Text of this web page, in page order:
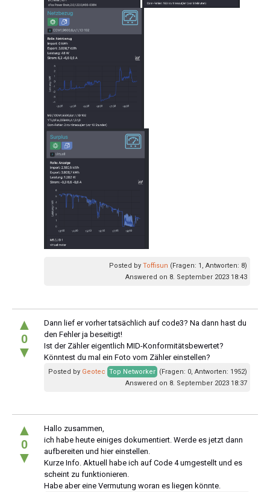
Posted by Toffisun (Fragen: 1, Antworten: 8)
Answered on 8. September 2023 18:43
▲
0
▼
Dann lief er vorher tatsächlich auf code3? Na dann hast du
den Fehler ja beseitigt!
Ist der Zähler eigentlich MID-Konformitätsbewertet?
Könntest du mal ein Foto vom Zähler einstellen?
Posted by Geotec Top Networker (Fragen: 0, Antworten: 1952)
Answered on 8. September 2023 18:37
▲
0
▼
Hallo zusammen,
ich habe heute einiges dokumentiert. Werde es jetzt dann
aufbereiten und hier einstellen.
Kurze Info. Aktuell habe ich auf Code 4 umgestellt und es
scheint zu funktionieren.
Habe aber eine Vermutung woran es liegen könnte.